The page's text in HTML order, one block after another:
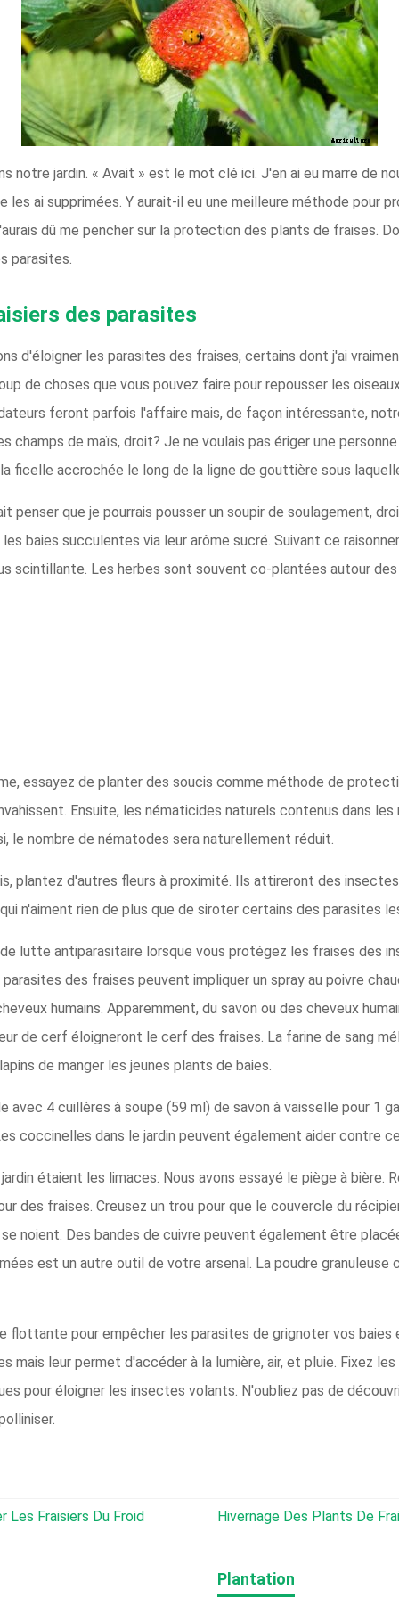
notre jardin. « Avait » est le mot clé ici. J'en ai eu marre de
les ai supprimées. Y aurait-il eu une meilleure méthode pour
dû me pencher sur la protection des plants de fraises.
parasites.
des parasites
d'éloigner les parasites des fraises, certains dont j'ai
de choses que vous pouvez faire pour repousser les
feront parfois l'affaire mais, de façon intéressante,
champs de maïs, droit? Je ne voulais pas ériger une
ficelle accrochée le long de la ligne de gouttière sous
penser que je pourrais pousser un soupir de soulagement,
baies succulentes via leur arôme sucré. Suivant ce
scintillante. Les herbes sont souvent co-plantées autour
essayez de planter des soucis comme méthode de
Ensuite, les nématicides naturels contenus dans
le nombre de nématodes sera naturellement réduit.
plantez d'autres fleurs à proximité. Ils attireront des
n'aiment rien de plus que de siroter certains des parasites
lutte antiparasitaire lorsque vous protégez les fraises des
des fraises peuvent impliquer un spray au poivre
humains. Apparemment, du savon ou des cheveux
de cerf éloigneront le cerf des fraises. La farine de sang
de manger les jeunes plants de baies.
4 cuillères à soupe (59 ml) de savon à vaisselle pour 1
coccinelles dans le jardin peuvent également aider contre
étaient les limaces. Nous avons essayé le piège à bière.
des fraises. Creusez un trou pour que le couvercle du
noient. Des bandes de cuivre peuvent également être
est un autre outil de votre arsenal. La poudre granuleuse
flottante pour empêcher les parasites de grignoter vos
mais leur permet d'accéder à la lumière, air, et pluie. Fixez
pour éloigner les insectes volants. N'oubliez pas de
Les Fraisiers Du Froid Hivernage Des Plants De Fraises
Plantation